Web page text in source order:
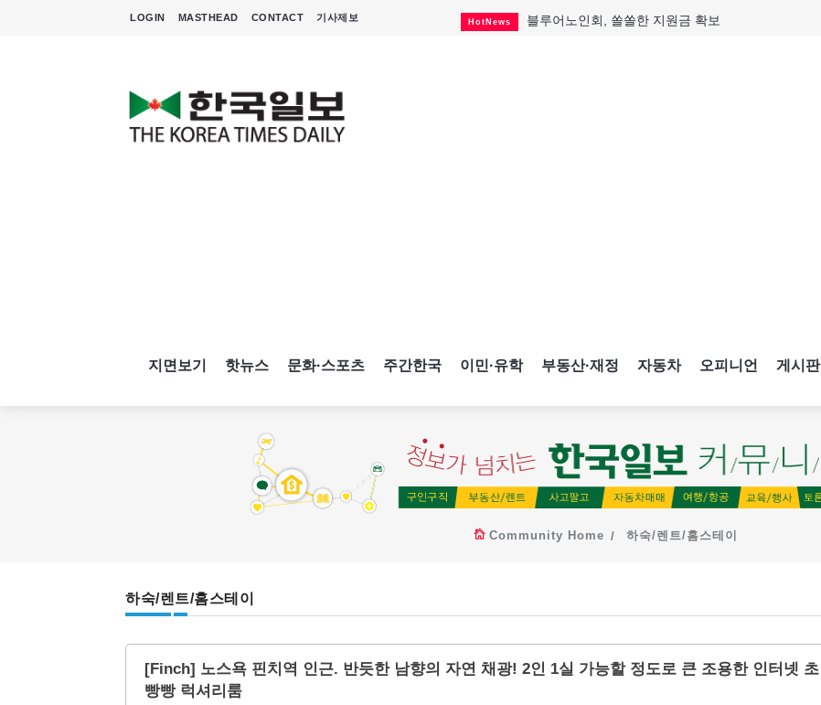
LOGIN MASTHEAD CONTACT 기사제보 HotNews 블루어노인회, 쏠쏠한 지원금 확보
지면보기 핫뉴스 문화·스포츠 주간한국 이민·유학 부동산·재정 자동차 오피니언 게시판
Community Home 하숙/렌트/홈스테이
하숙/렌트/홈스테이
[Finch] 노스욕 핀치역 인근. 반듯한 남향의 자연 채광! 2인 1실 가능할 정도로 큰 조용한 인터넷 초
빵빵 럭셔리룸